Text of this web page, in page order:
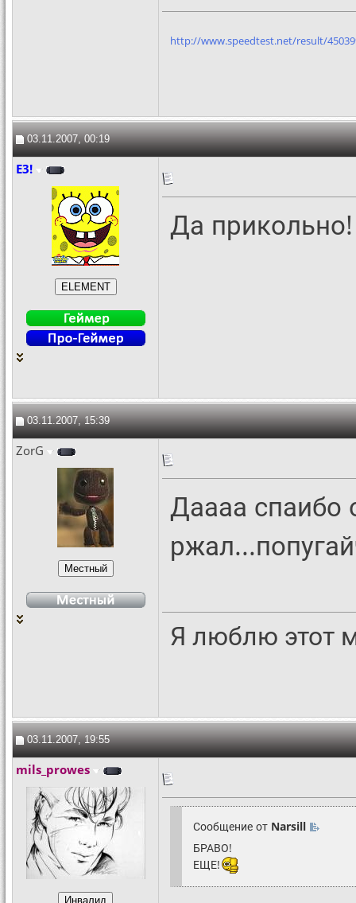
http://www.speedtest.net/result/
03.11.2007, 00:19
E3!
Да прикольно!
03.11.2007, 15:39
ZorG
Даааа спаибо
Я люблю этот
03.11.2007, 19:55
mils_prowes
Сообщение от Narsill
БРАВО!
ЕЩЕ!